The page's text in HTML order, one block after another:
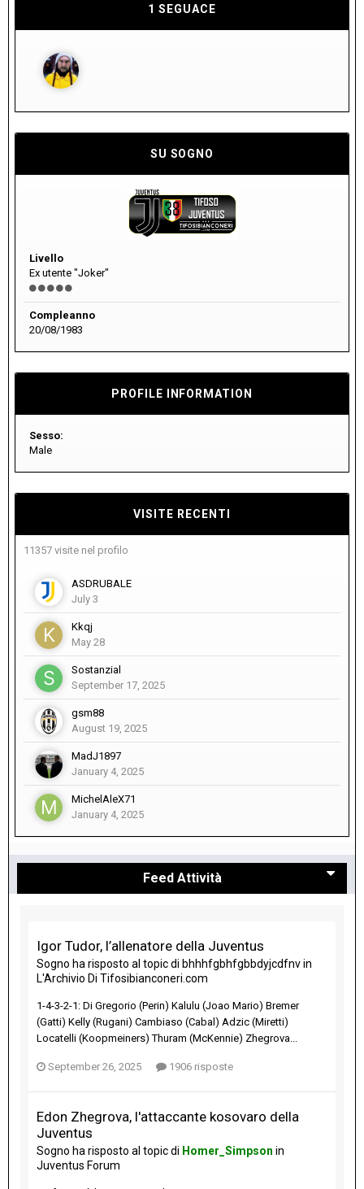
1 SEGUACE
SU SOGNO
Livello
Ex utente "Joker"
Compleanno
20/08/1983
PROFILE INFORMATION
Sesso:
Male
VISITE RECENTI
11357 visite nel profilo
ASDRUBALE
July 3
Kkqj
May 28
Sostanzial
September 17, 2025
gsm88
August 19, 2025
MadJ1897
January 4, 2025
MichelAleX71
January 4, 2025
Feed Attività
Igor Tudor, l’allenatore della Juventus
Sogno ha risposto al topic di bhhhfgbhfgbbdyjcdfnvin
L'Archivio Di Tifosibianconeri.com
1-4-3-2-1: Di Gregorio (Perin) Kalulu (Joao Mario) Bremer
(Gatti) Kelly (Rugani) Cambiaso (Cabal) Adzic (Miretti)
Locatelli (Koopmeiners) Thuram (McKennie) Zhegrova...
September 26, 2025 1906 risposte
Edon Zhegrova, l'attaccante kosovaro della
Juventus
Sogno ha risposto al topic di Homer_Simpson in
Juventus Forum